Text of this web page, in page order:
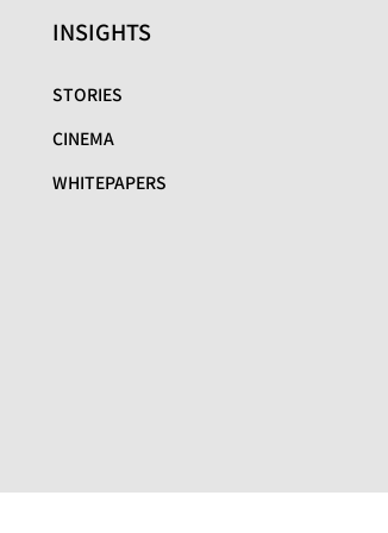
INSIGHTS
STORIES
CINEMA
WHITEPAPERS